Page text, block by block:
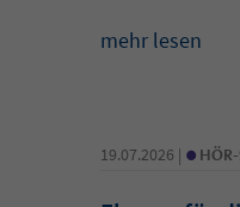
mehr lesen
19.07.2026 | •